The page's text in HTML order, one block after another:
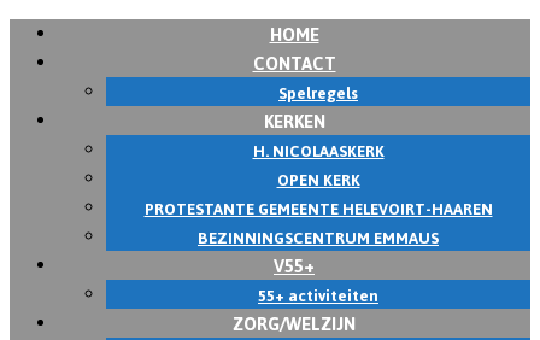
HOME
CONTACT
Spelregels
KERKEN
H. NICOLAASKERK
OPEN KERK
PROTESTANTE GEMEENTE HELEVOIRT-HAAREN
BEZINNINGSCENTRUM EMMAUS
V55+
55+ activiteiten
ZORG/WELZIJN